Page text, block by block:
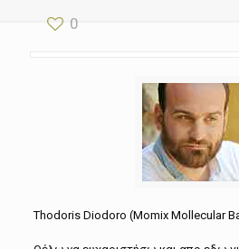
0
Thodoris Diodoro (Momix Mollecular